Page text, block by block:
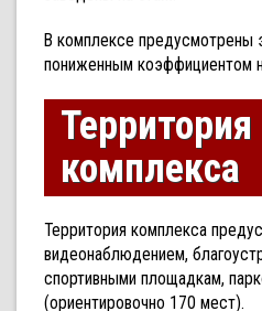
В комплексе предусмотрены
пониженным коэффициентом
Территория
комплекса
Территория комплекса
видеонаблюдением,
спортивными площадкам,
(ориентировочно 170 мест).